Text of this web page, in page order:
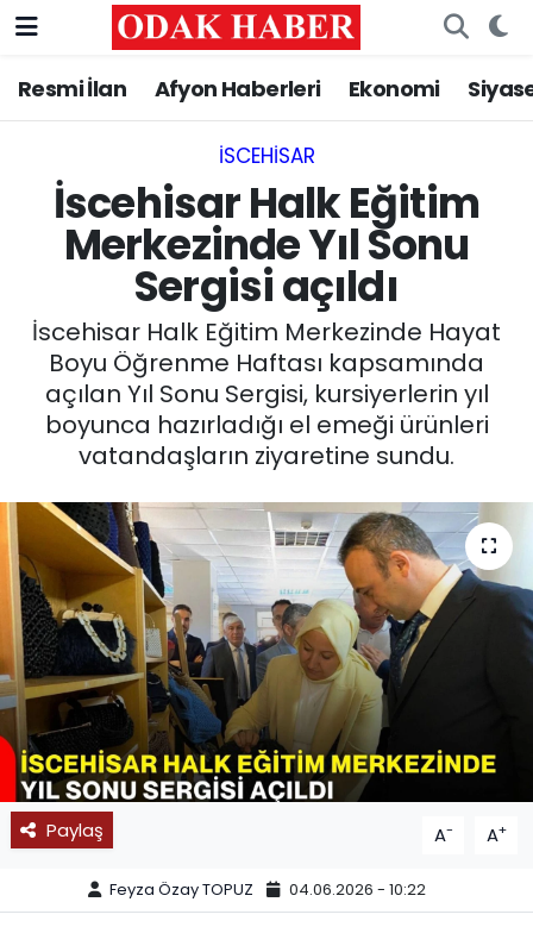
Resmi İlan Afyon Haberleri Ekonomi
İSCEHISAR
İscehisar Halk Eğitim
Merkezinde Yıl Sonu
Sergisi açıldı
İscehisar Halk Eğitim Merkezinde Hayat
Boyu Öğrenme Haftası kapsamında
açılan Yıl Sonu Sergisi, kursiyerlerin yıl
boyunca hazırladığı el emeği ürünleri
vatandaşların ziyaretine sundu.
Paylaş A- A+
Feyza Özay TOPUZ 04.06.2026 - 10:22
AFYONKARAHİSAR HABERLERİ
ASAYİŞ
GÜNCEL
SİYASET
EĞİTİM
MAGAZİN
SAĞLIK
SPOR
11:11 MANŞET
Nöbetçi Eczaneler
Trafik Durumu
Süper Lig Puan Durumu ve Fikstür
Tüm Manşetler
Son Dakika Haberleri
Haber Arşivi